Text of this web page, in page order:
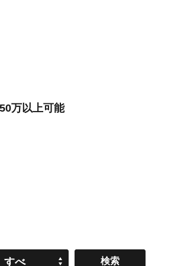
万以上可能
すべ